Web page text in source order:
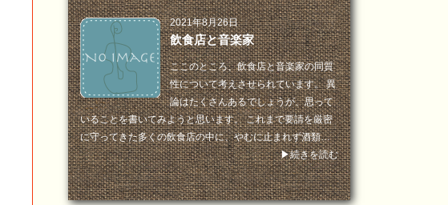
2021年8月26日
飲食店と音楽家
ここのところ、飲食店と音楽家の同質
性について考えさせられています。 異
論はたくさんあるでしょうが、思って
いることを書いてみようと思います。 これまで要請を厳密
に守ってきた多くの飲食店の中に、やむに止まれず酒類…
▶続きを読む